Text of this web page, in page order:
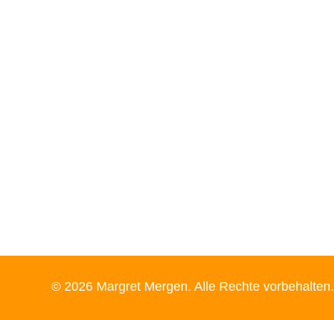
© 2026 Margret Mergen. Alle Rechte vorbehalten.